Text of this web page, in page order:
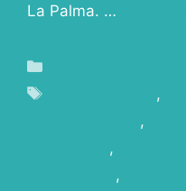
La Palma. …
,
,
,
,